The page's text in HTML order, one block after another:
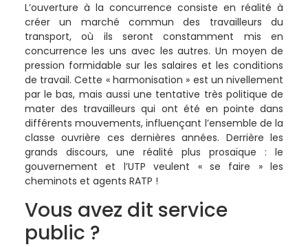
L’ouverture à la concurrence consiste en réalité à
créer un marché commun des travailleurs du
transport, où ils seront constamment mis en
concurrence les uns avec les autres. Un moyen de
pression formidable sur les salaires et les conditions
de travail. Cette « harmonisation » est un nivellement
par le bas, mais aussi une tentative très politique de
mater des travailleurs qui ont été en pointe dans
différents mouvements, influençant l’ensemble de la
classe ouvrière ces dernières années. Derrière les
grands discours, une réalité plus prosaïque : le
gouvernement et l’UTP veulent « se faire » les
cheminots et agents RATP !
Vous avez dit service
public ?